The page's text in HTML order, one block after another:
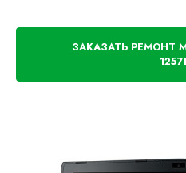
ЗАКАЗАТЬ РЕМОНТ